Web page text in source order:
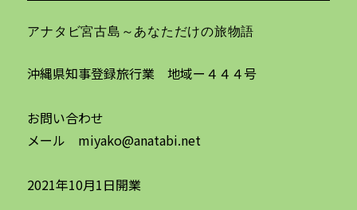
アナタビ宮古島～あなただけの旅物語
沖縄県知事登録旅行業 地域ー４４４号
お問い合わせ
メール miyako@anatabi.net
2021年10月1日開業